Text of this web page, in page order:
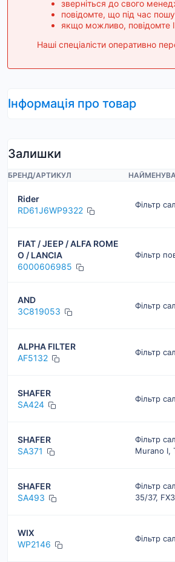
зверніться до свого
повідомте, що під час
якщо можливо, повідомте
Наші спеціалісти оперативно
Інформація про товар
Залишки
БРЕНД/АРТИКУЛ
Rider
RD61J6WP9322
Фільтр
FIAT / JEEP / ALFA ROME
O / LANCIA
6000606985
Фільтр
AND
3C819053
Фільтр
ALPHA FILTER
AF5132
Фільтр
SHAFER
SA424
Фільтр
SHAFER
SA371
Фільтр
Murano I,
SHAFER
SA493
Фільтр
35/37,
WIX
WP2146
Фільтр